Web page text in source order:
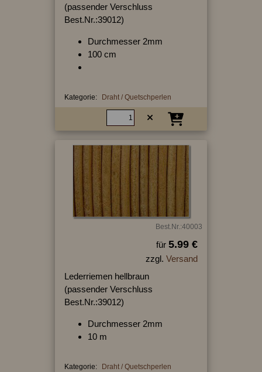
(passender Verschluss
Best.Nr.:39012)
Durchmesser 2mm
100 cm
Kategorie: Draht / Quetschperlen
Best.Nr.:40003
für 5.99 €
zzgl. Versand
Lederriemen hellbraun
(passender Verschluss
Best.Nr.:39012)
Durchmesser 2mm
10 m
Kategorie: Draht / Quetschperlen